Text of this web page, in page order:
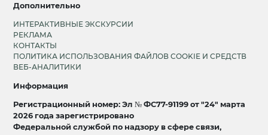
Дополнительно
ИНТЕРАКТИВНЫЕ ЭКСКУРСИИ
РЕКЛАМА
КОНТАКТЫ
ПОЛИТИКА ИСПОЛЬЗОВАНИЯ ФАЙЛОВ COOKIE И СРЕДСТВ
ВЕБ-АНАЛИТИКИ
Информация
Регистрационный номер: Эл № ФС77-91199 от "24" марта
2026 года зарегистрировано
Федеральной службой по надзору в сфере связи,